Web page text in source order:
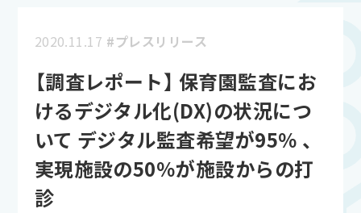
2020.11.17 #プレスリリース
【調査レポート】 保育園監査にお
けるデジタル化(DX)の状況につ
いて デジタル監査希望が95％ 、
実現施設の50％が施設からの打
診